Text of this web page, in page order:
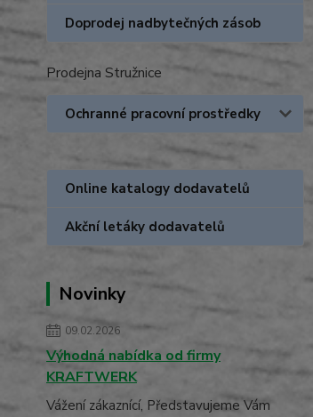
Doprodej nadbytečných zásob
Prodejna Stružnice
Ochranné pracovní prostředky
Online katalogy dodavatelů
Akční letáky dodavatelů
Novinky
09.02.2026
Výhodná nabídka od firmy
KRAFTWERK
Vážení zákaznící, Představujeme Vám